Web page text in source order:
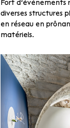
Fort d’événements
diverses structures
en réseau en
matériels.